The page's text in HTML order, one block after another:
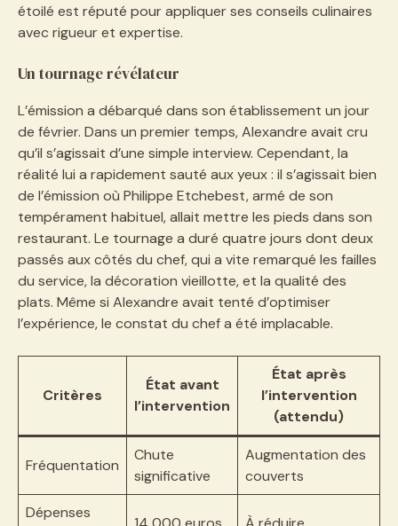
étoilé est réputé pour appliquer ses conseils culinaires
avec rigueur et expertise.
Un tournage révélateur
L’émission a débarqué dans son établissement un jour
de février. Dans un premier temps, Alexandre avait cru
qu’il s’agissait d’une simple interview. Cependant, la
réalité lui a rapidement sauté aux yeux : il s’agissait bien
de l’émission où Philippe Etchebest, armé de son
tempérament habituel, allait mettre les pieds dans son
restaurant. Le tournage a duré quatre jours dont deux
passés aux côtés du chef, qui a vite remarqué les failles
du service, la décoration vieillotte, et la qualité des
plats. Même si Alexandre avait tenté d’optimiser
l’expérience, le constat du chef a été implacable.
Critères
État avant
l’intervention
État après
l’intervention
(attendu)
Fréquentation
Chute
significative
Augmentation des
couverts
Dépenses